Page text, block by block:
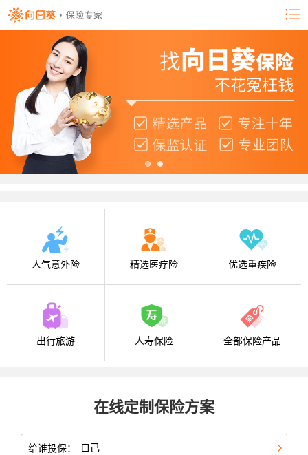
人气意外险 精选医疗险 优选重疾险
出行旅游 人寿保险 全部保险产品
在线定制保险方案
给谁投保：